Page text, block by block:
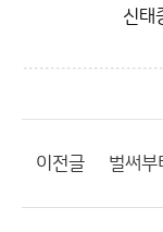
신태
이전글